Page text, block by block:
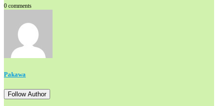
0 comments
Pakawa
Follow Author